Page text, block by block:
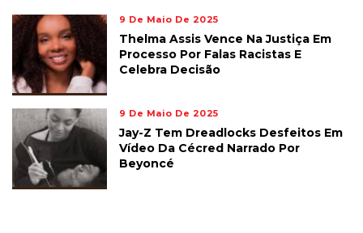
9 De Maio De 2025
Thelma Assis Vence Na Justiça Em
Processo Por Falas Racistas E
Celebra Decisão
9 De Maio De 2025
Jay-Z Tem Dreadlocks Desfeitos Em
Vídeo Da Cécred Narrado Por
Beyoncé